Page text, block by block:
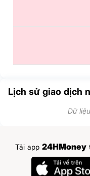
Lịch sử giao dịch
Dữ
Tải app 24HMoney